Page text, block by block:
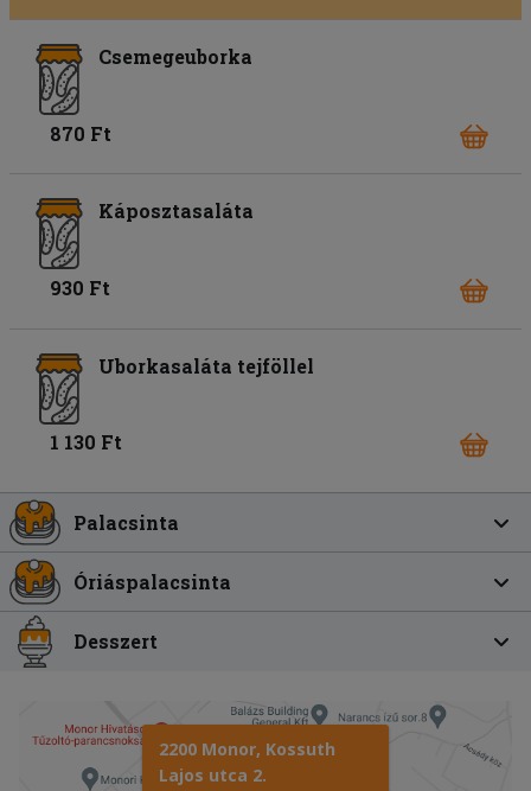
Csemegeuborka
870 Ft
Káposztasaláta
930 Ft
Uborkasaláta tejföllel
1 130 Ft
Palacsinta
Óriáspalacsinta
Desszert
2200 Monor, Kossuth
Lajos utca 2.